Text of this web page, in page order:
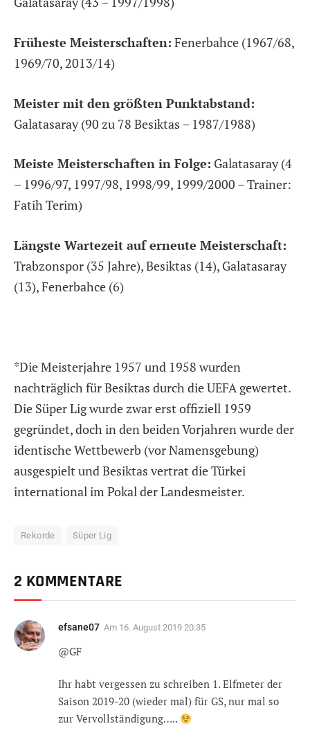
Früheste Meisterschaften: Fenerbahce (1967/68,
1969/70, 2013/14)
Meister mit den größten Punktabstand:
Galatasaray (90 zu 78 Besiktas – 1987/1988)
Meiste Meisterschaften in Folge: Galatasaray (4
– 1996/97, 1997/98, 1998/99, 1999/2000 – Trainer:
Fatih Terim)
Längste Wartezeit auf erneute Meisterschaft:
Trabzonspor (35 Jahre), Besiktas (14), Galatasaray
(13), Fenerbahce (6)
*Die Meisterjahre 1957 und 1958 wurden
nachträglich für Besiktas durch die UEFA gewertet.
Die Süper Lig wurde zwar erst offiziell 1959
gegründet, doch in den beiden Vorjahren wurde der
identische Wettbewerb (vor Namensgebung)
ausgespielt und Besiktas vertrat die Türkei
international im Pokal der Landesmeister.
Rekorde Süper Lig
2 KOMMENTARE
efsane07 Am 16. August 2019 20:35
@GF
Ihr habt vergessen zu schreiben 1. Elfmeter der
Saison 2019-20 (wieder mal) für GS, nur mal so
zur Vervollständigung…..